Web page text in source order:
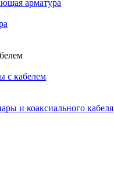
арматура
с кабелем
и коаксиального кабеля